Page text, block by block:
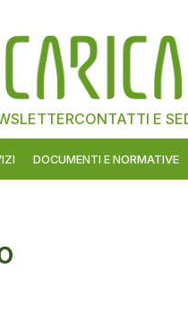
CONTATTI E
DOCUMENTI E NORMATIVE